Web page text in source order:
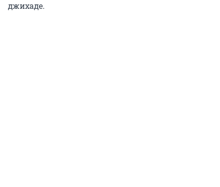
джихаде.